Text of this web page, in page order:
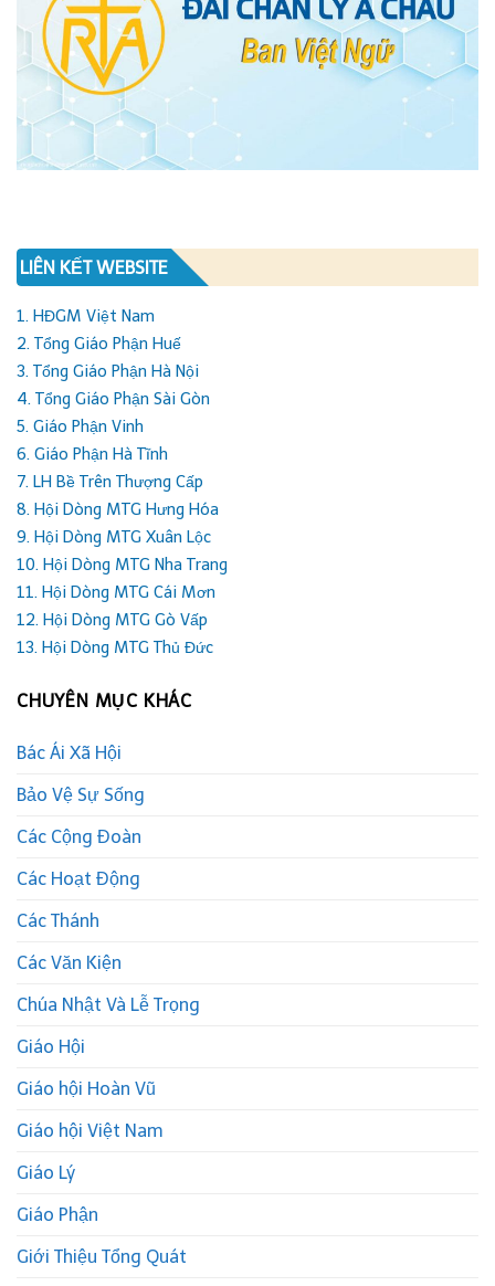
LIÊN KẾT WEBSITE
1. HĐGM Việt Nam
2. Tổng Giáo Phận Huế
3. Tổng Giáo Phận Hà Nội
4. Tổng Giáo Phận Sài Gòn
5. Giáo Phận Vinh
6. Giáo Phận Hà Tĩnh
7. LH Bề Trên Thượng Cấp
8. Hội Dòng MTG Hưng Hóa
9. Hội Dòng MTG Xuân Lộc
10. Hội Dòng MTG Nha Trang
11. Hội Dòng MTG Cái Mơn
12. Hội Dòng MTG Gò Vấp
13. Hội Dòng MTG Thủ Đức
CHUYÊN MỤC KHÁC
Bác Ái Xã Hội
Bảo Vệ Sự Sống
Các Cộng Đoàn
Các Hoạt Động
Các Thánh
Các Văn Kiện
Chúa Nhật Và Lễ Trọng
Giáo Hội
Giáo hội Hoàn Vũ
Giáo hội Việt Nam
Giáo Lý
Giáo Phận
Giới Thiệu Tổng Quát